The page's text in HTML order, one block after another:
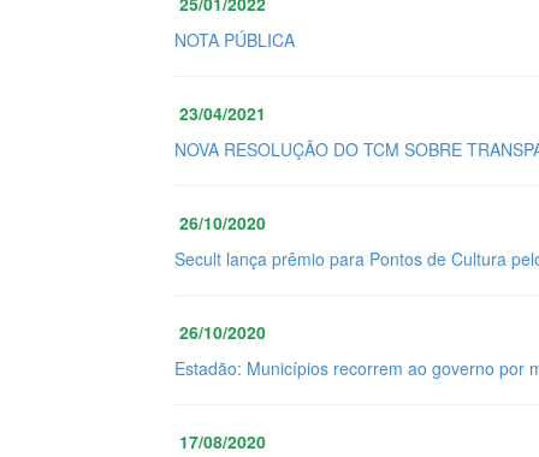
NOTA PÚBLICA
23/04/2021
NOVA RESOLUÇÃO DO TCM SOBRE
26/10/2020
Secult lança prêmio para Pontos de Cultura
26/10/2020
Estadão: Municípios recorrem ao governo por
17/08/2020